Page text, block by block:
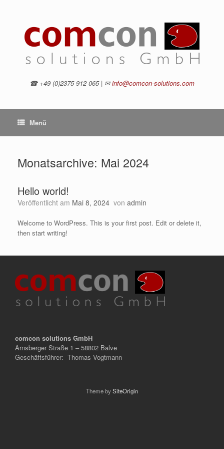
☎ +49 (0)2375 912 065 | ✉info@comcon-solutions.com
Menü
Monatsarchive: Mai 2024
Hello world!
Veröffentlicht am Mai 8, 2024 von admin
Welcome to WordPress. This is your first post. Edit or delete it,
then start writing!
comcon solutions GmbH
Arnsberger Straße 1 – 58802 Balve
Geschäftsführer: Thomas Vogtmann
Theme bySiteOrigin